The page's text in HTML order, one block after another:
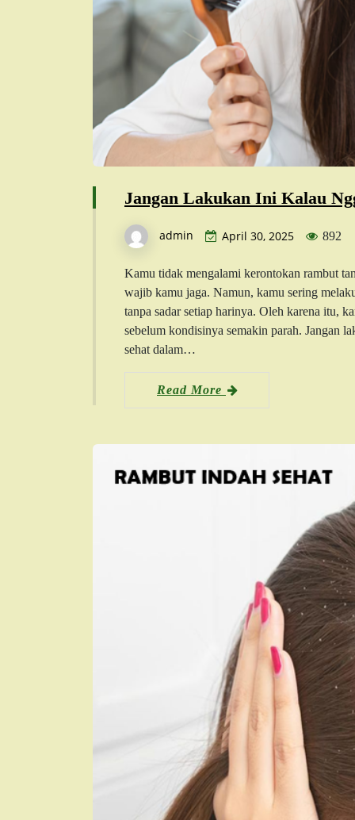
Jangan Lakukan Ini Kalau
admin April 30, 2025 892
Kamu tidak mengalami kerontokan rambut
wajib kamu jaga. Namun, kamu sering
tanpa sadar setiap harinya. Oleh karena itu,
sebelum kondisinya semakin parah. Jangan
sehat dalam…
Read More